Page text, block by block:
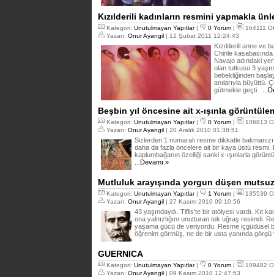
Kızılderili kadınların resmini yapmakla
Kategori: Unutulmayan Yapıtlar| 0 Yorum |
164111
Yazan: Onur Ayangil | 12 Şubat 2011 12:24:43
Kızılderili anne ve
Chinle
Navajo adındaki
olan tutkusu 3
bebekliğinden
anılarıyla büyüttü.
gütmekle geçti.
Beşbin yıl öncesine ait x-ışınla
Kategori: Unutulmayan Yapıtlar| 0 Yorum |
106813
Yazan: Onur Ayangil | 20 Aralık 2010 01:38:51
Sizlerden 1 numaralı resme dikkatle
daha da fazla öncelere ait bir kaya üstü
kaplumbağanın özelliği sanki x-ışınlarla
...Devamı.»
Mutluluk arayışında yorgun düşen
Kategori: Unutulmayan Yapıtlar| 1 Yorum |
135539
Yazan: Onur Ayangil | 27 Kasım 2010 09:10:56
43 yaşındaydı. Tiflis'te bir atölyesi vardı. Kıt
ona yalnızlığını unutturan tek uğraş resimdi.
yaşama gücü de veriyordu. Resme içgüdüsel
öğrenim görmüş, ne de bir usta yanında
GUERNICA
Kategori: Unutulmayan Yapıtlar| 0 Yorum |
109482
Yazan: Onur Ayangil | 09 Kasım 2010 12:47:53